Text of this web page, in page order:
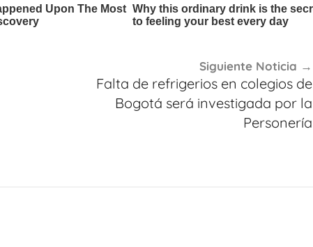
Siguiente Noticia
Falta de refrigerios en colegios de
Bogotá será investigada por la
Personería